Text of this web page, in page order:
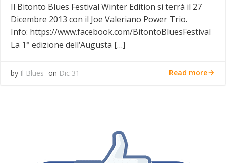
Il Bitonto Blues Festival Winter Edition si terrà il 27
Dicembre 2013 con il Joe Valeriano Power Trio.
Info: https://www.facebook.com/BitontoBluesFestival
La 1° edizione dell‘Augusta […]
by Il Blues on Dic 31 Read more